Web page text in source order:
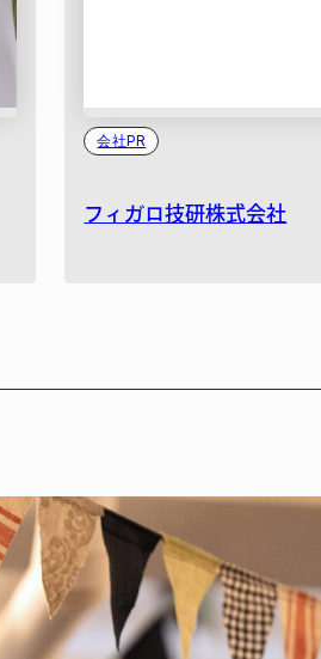
会社PR
フィガロ技研株式会社